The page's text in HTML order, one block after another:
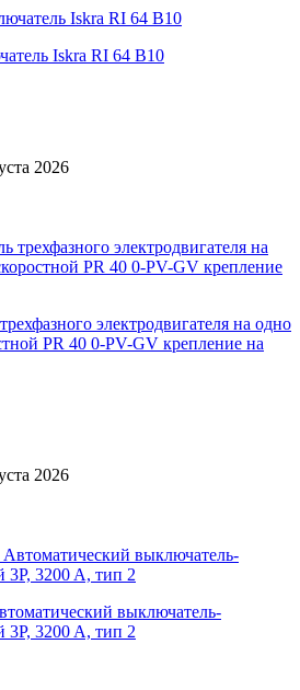
Iskra RI 64 B10
2026
электродвигателя на одно
PR 40 0-PV-GV крепление на
2026
выключатель-
3P, 3200 A, тип 2